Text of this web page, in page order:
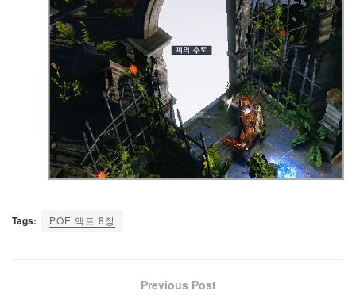
Tags: POE 액트 8장
Previous Post